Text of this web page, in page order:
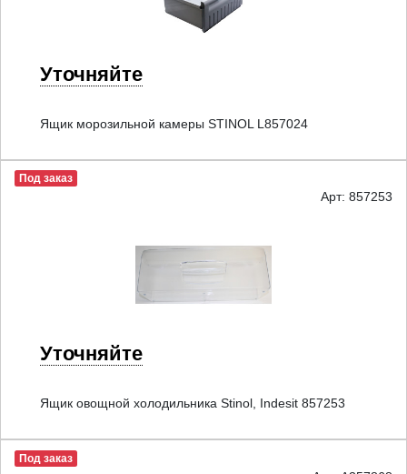
Уточняйте
Ящик морозильной камеры STINOL L857024
Под заказ
Арт: 857253
Уточняйте
Ящик овощной холодильника Stinol, Indesit 857253
Под заказ